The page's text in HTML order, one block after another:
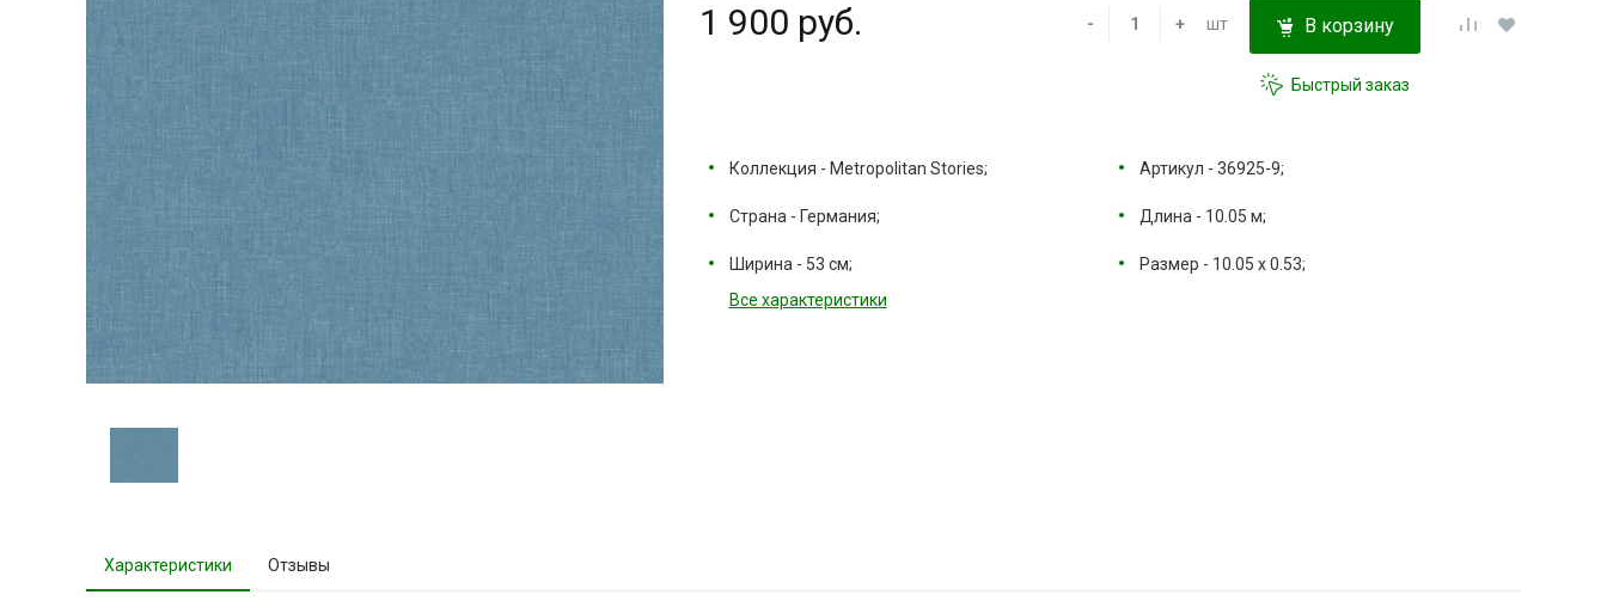
1 900 руб. - + шт В корзину
Быстрый заказ
Коллекция - Metropolitan Stories; Артикул - 36925-9;
Страна - Германия; Длина - 10.05 м;
Ширина - 53 см;
Размер - 10.05 х 0.53;
Все характеристики
Характеристики Отзывы